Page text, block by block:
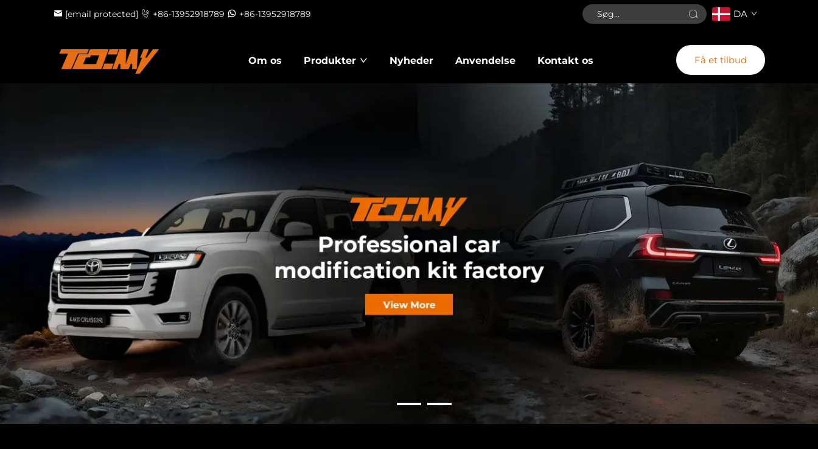
[email protected] +86-13952918789 +86-13952918789 DA
Om os Produkter Nyheder Anvendelse Kontakt os Få et tilbud